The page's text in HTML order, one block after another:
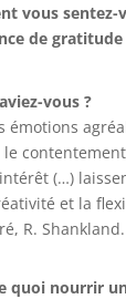
vous sentez-
de gratitude
vous ?
émotions
le
(…)
et la
R. Shankland.
quoi nourrir